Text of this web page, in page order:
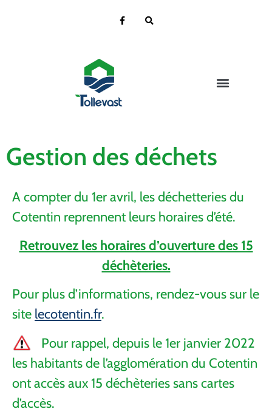
Gestion des déchets
A compter du 1er avril, les déchetteries du
Cotentin reprennent leurs horaires d’été.
Retrouvez les horaires d’ouverture des 15
déchèteries.
Pour plus d’informations, rendez-vous sur le
site lecotentin.fr.
Pour rappel, depuis le 1er janvier 2022
les habitants de l’agglomération du Cotentin
ont accès aux 15 déchèteries sans cartes
d’accès.